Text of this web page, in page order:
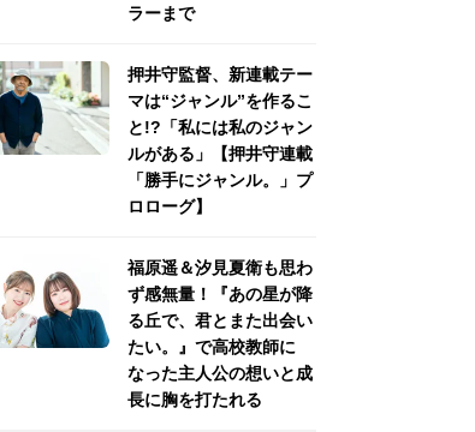
ラーまで
押井守監督、新連載テー
マは“ジャンル”を作るこ
と!?「私には私のジャン
ルがある」【押井守連載
「勝手にジャンル。」プ
ロローグ】
福原遥＆汐見夏衛も思わ
ず感無量！『あの星が降
る丘で、君とまた出会い
たい。』で高校教師に
なった主人公の想いと成
長に胸を打たれる